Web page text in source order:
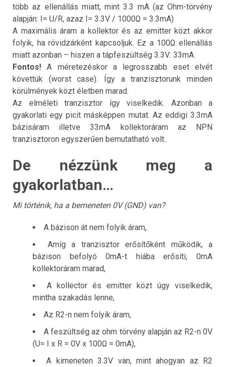
több az ellenállás miatt, mint 3.3 mA (az Ohm-törvény
alapján: I= U/R, azaz I= 3.3V / 1000Ω = 3.3mA)
A maximális áram a kollektor és az emitter közt akkor
folyik, ha rövidzárként kapcsoljuk. Ez a 100Ω ellenállás
miatt azonban – hiszen a tápfeszültség 3.3V: 33mA.
Fontos! A méretezéskor a legrosszabb eset elvét
követtük (worst case). Így a tranzisztorunk minden
körülmények közt életben marad.
Az elméleti tranzisztor így viselkedik. Azonban a
gyakorlati egy picit másképpen mutat. Az eddigi 3.3mA
bázisáram illetve 33mA kollektoráram az NPN
tranzisztoron egyszerűen bemutatható volt.
De nézzünk meg a
gyakorlatban…
Mi történik, ha a bemeneten 0V (GND) van?
A bázison át nem folyik áram,
Amíg a tranzisztor erősítőként működik, a
bázison befolyó 0mA-t hiába erősíti, 0mA
kollektoráram marad,
A kollector és emitter közt úgy viselkedik,
mintha szakadás lenne,
Az R2-n nem folyik áram,
A feszültség az ohm törvény alapján az R2-n 0V
(U= I x R = 0V x 100Ω = 0mA),
A kimeneten 3.3V van, mint ahogyan az R2